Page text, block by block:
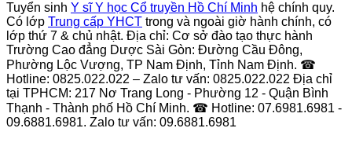
Tuyển sinh Y sĩ Y học Cổ truyền Hồ Chí Minh hệ chính quy.
Có lớp Trung cấp YHCT trong và ngoài giờ hành chính, có
lớp thứ 7 & chủ nhật. Địa chỉ: Cơ sở đào tạo thực hành
Trường Cao đẳng Dược Sài Gòn: Đường Cầu Đông,
Phường Lộc Vượng, TP Nam Định, Tỉnh Nam Định. ☎
Hotline: 0825.022.022 – Zalo tư vấn: 0825.022.022 Địa chỉ
tại TPHCM: 217 Nơ Trang Long - Phường 12 - Quận Bình
Thạnh - Thành phố Hồ Chí Minh. ☎ Hotline: 07.6981.6981 -
09.6881.6981. Zalo tư vấn: 09.6881.6981